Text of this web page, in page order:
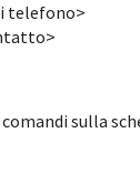
telefono>
sulla